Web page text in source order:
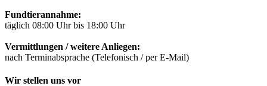
Fundtierannahme:
täglich 08:00 Uhr bis 18:00 Uhr
Vermittlungen / weitere Anliegen:
nach Terminabsprache (Telefonisch / per E-Mail)
Wir stellen uns vor